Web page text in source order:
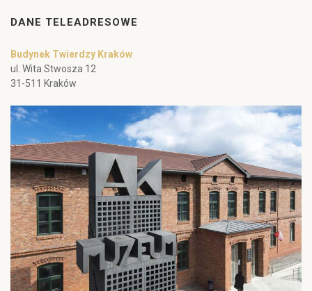
DANE TELEADRESOWE
Budynek Twierdzy Kraków
ul. Wita Stwosza 12
31-511 Kraków